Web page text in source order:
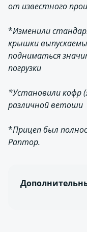
от известного
*Изменили
крышки
подниматься
погрузки
*Установили кофр
различной ветоши
*Прицеп был
Раптор.